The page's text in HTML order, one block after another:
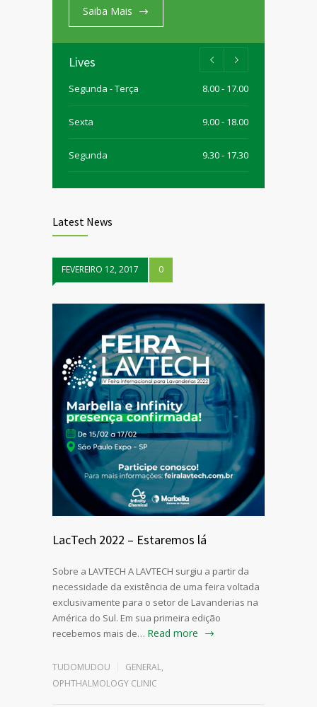
Saiba Mais
Lives
Segunda - Terça 8.00 - 17.00
Sexta 9.00 - 18.00
Segunda 9.30 - 17.30
Quarta 9.30 - 15.00
Latest News
FEVEREIRO 12, 2017 0
LacTech 2022 – Estaremos lá
Sobre a LAVTECH A LAVTECH surgiu a partir da
necessidade da existência de uma feira voltada
exclusivamente para o setor de Lavanderias na
América do Sul. Em sua primeira edição
recebemos mais de… Read more
TUDOMUDOU GENERAL,
OPHTHALMOLOGY CLINIC